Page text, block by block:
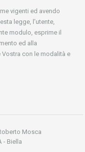
vigenti ed avendo
legge, l’utente,
modulo, esprime il
ed alla
con le modalità e
Mosca
- Biella